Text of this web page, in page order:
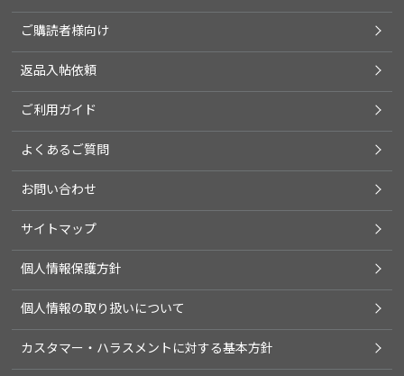
ご購読者様向け
返品入帖依頼
ご利用ガイド
よくあるご質問
お問い合わせ
サイトマップ
個人情報保護方針
個人情報の取り扱いについて
カスタマー・ハラスメントに対する基本方針